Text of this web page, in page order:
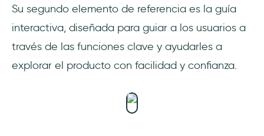
Su segundo elemento de referencia es la guía
interactiva, diseñada para guiar a los usuarios a
través de las funciones clave y ayudarles a
explorar el producto con facilidad y confianza.